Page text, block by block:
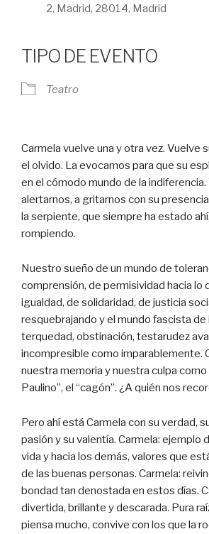
2, Madrid, 28014, Madrid
TIPO DE EVENTO
Teatro
Carmela vuelve una y otra vez. Vuelve
el olvido. La evocamos para que su
en el cómodo mundo de la indiferencia.
alertarnos, a gritarnos con su
la serpiente, que siempre ha estado
rompiendo.
Nuestro sueño de un mundo de
comprensión, de permisividad hacia lo
igualdad, de solidaridad, de justicia
resquebrajando y el mundo fascista de
terquedad, obstinación, testarudez
incompresible como imparablemente.
nuestra memoria y nuestra culpa como
Paulino”, el “cagón”. ¿A quién nos
Pero ahí está Carmela con su verdad,
pasión y su valentía. Carmela: ejemplo
vida y hacia los demás, valores que
de las buenas personas. Carmela:
bondad tan denostada en estos días.
divertida, brillante y descarada. Pura
piensa mucho, convive con los que la